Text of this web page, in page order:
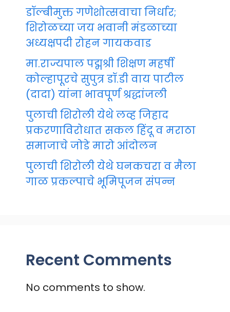
डॉल्बीमुक्त गणेशोत्सवाचा निर्धार;
शिरोळच्या जय भवानी मंडळाच्या
अध्यक्षपदी रोहन गायकवाड
मा.राज्यपाल पद्मश्री शिक्षण महर्षी
कोल्हापूरचे सुपुत्र डॉ.डी वाय पाटील
(दादा) यांना भावपूर्ण श्रद्धांजली
पुलाची शिरोली येथे लव्ह जिहाद
प्रकरणाविरोधात सकल हिंदू व मराठा
समाजाचे जोडे मारो आंदोलन
पुलाची शिरोली येथे घनकचरा व मैला
गाळ प्रकल्पाचे भूमिपूजन संपन्न
Recent Comments
No comments to show.